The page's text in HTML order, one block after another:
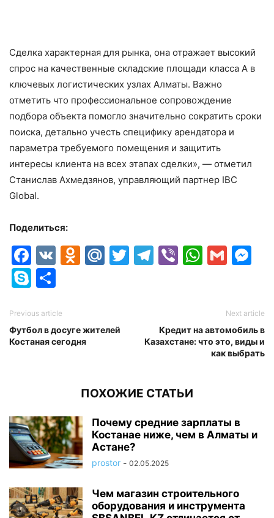
Сделка характерная для рынка, она отражает высокий
спрос на качественные складские площади класса А в
ключевых логистических узлах Алматы. Важно
отметить что профессиональное сопровождение
подбора объекта помогло значительно сократить сроки
поиска, детально учесть специфику арендатора и
параметра требуемого помещения и защитить
интересы клиента на всех этапах сделки», — отметил
Станислав Ахмедзянов, управляющий партнер IBC
Global.
Поделиться:
Facebook
VK Odnoklassniki
Mail.Ru
Twitter
Telegram
Viber
Skype
Previous article
Футбол в досуге жителей
Костаная сегодня
Next article
Кредит на автомобиль в
Казахстане: что это, виды и
как выбрать
ПОХОЖИЕ СТАТЬИ
Почему средние зарплаты в
Костанае ниже, чем в Алматы и
Астане?
prostor - 02.05.2025
Чем магазин строительного
оборудования и инструмента